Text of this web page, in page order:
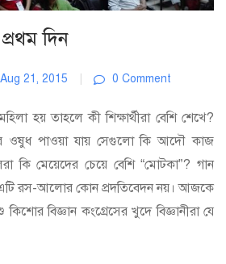
দিন
Aug 21, 2015 0 Comment
হয় তাহলে কী শিক্ষার্থীরা বেশি শেখে?
ওষুধ পাওয়া যায় সেগুলো কি আদৌ কাজ
কি মেয়েদের চেয়ে বেশি “মোটকা”? গান
এটি রস-আলোর কোন প্রদতিবেদন নয়। আজকে
বিজ্ঞান কংগ্রেসের খুদে বিজ্ঞানীরা যে